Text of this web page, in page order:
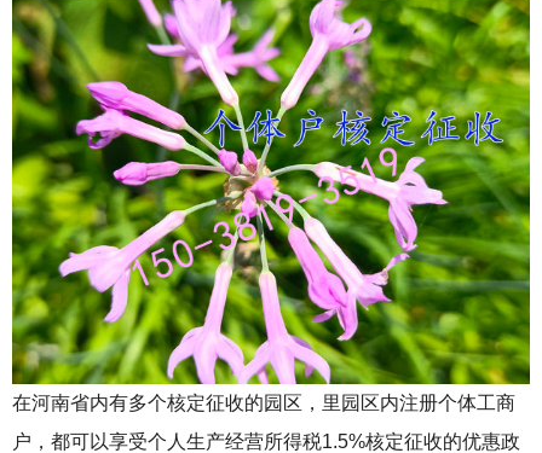
在河南省内有多个核定征收的园区，里园区内注册个体工商
户，都可以享受个人生产经营所得税1.5%核定征收的优惠政